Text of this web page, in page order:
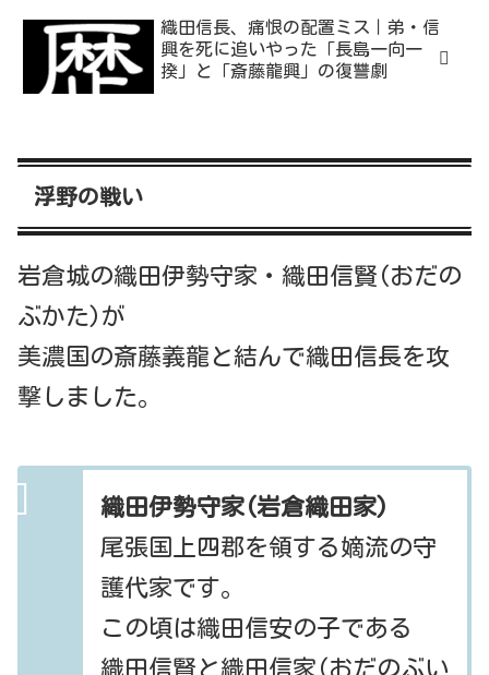
織田信長、痛恨の配置ミス｜弟・信
興を死に追いやった「長島一向一
揆」と「斎藤龍興」の復讐劇
浮野の戦い
岩倉城の織田伊勢守家・織田信賢(おだの
ぶかた)が
美濃国の斎藤義龍と結んで織田信長を攻
撃しました。
織田伊勢守家(岩倉織田家)
尾張国上四郡を領する嫡流の守
護代家です。
この頃は織田信安の子である
織田信賢と織田信家(おだのぶい